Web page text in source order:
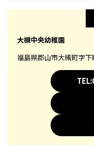
大槻中央幼稚園
福島県郡山市大槻町字下